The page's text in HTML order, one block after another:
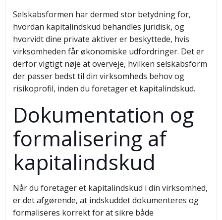
Selskabsformen har dermed stor betydning for,
hvordan kapitalindskud behandles juridisk, og
hvorvidt dine private aktiver er beskyttede, hvis
virksomheden får økonomiske udfordringer. Det er
derfor vigtigt nøje at overveje, hvilken selskabsform
der passer bedst til din virksomheds behov og
risikoprofil, inden du foretager et kapitalindskud.
Dokumentation og
formalisering af
kapitalindskud
Når du foretager et kapitalindskud i din virksomhed,
er det afgørende, at indskuddet dokumenteres og
formaliseres korrekt for at sikre både